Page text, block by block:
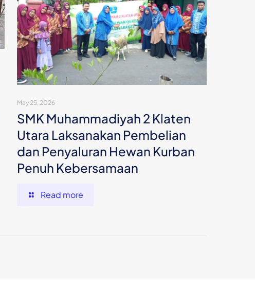
May 25, 2026
SMK Muhammadiyah 2 Klaten
Utara Laksanakan Pembelian
dan Penyaluran Hewan Kurban
Penuh Kebersamaan
Read more